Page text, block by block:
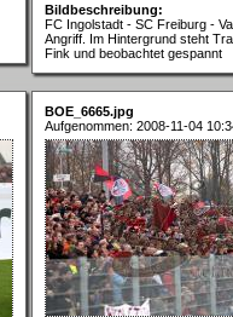
Bildbeschreibung:
FC Ingolstadt - SC Freiburg -
Angriff. Im Hintergrund steht
Fink und beobachtet gespannt
BOE_6665.jpg
Aufgenommen: 2008-11-04